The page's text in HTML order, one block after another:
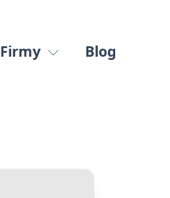
Firmy Blog